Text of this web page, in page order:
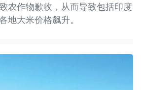
农作物歉收，从而导致包括印度
地大米价格飙升。